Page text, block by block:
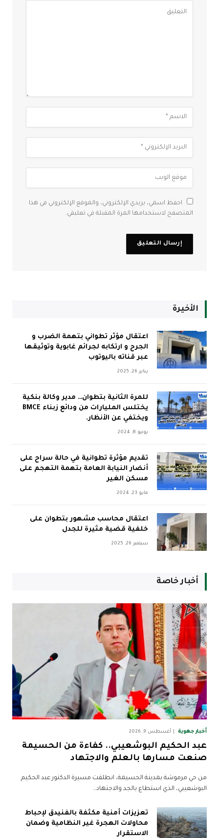
احفظ اسمي، بريدي الإلكتروني، والموقع الإلكتروني في هذا
المتصفح لاستخدامها المرة المقبلة في تعليقي.
الأخيرة
اعتقال مؤثر تطواني بتهمة الضرب و
الجرح و ارتكابه لجرائم غابوية وتوثيقها
عبر قناته باليوتوب
يناير 26, 2025
للمرة الثانية بتطوان… مدير وكالة بنكية
يختلس المليارات من ودائع زبناء BMCE
ويختفي عن الأنظار.
يونيو 8, 2024
تقديم مؤثرة تطوانية في حالة سراح على
أنضار النيابة العامة بتهمة التهجم على
مسكن الغير
مايو 23, 2024
اعتقال محاسب مشهور بتطوان على
خلفية قضية مثيرة للجدل
سبتمبر 26, 2025
أخبار خاصة
أخبار جهوية أغسطس 9, 2026
عبد الحكيم البوشعيبي.. كفاءة من الحسيمة
صنعت مسارها بالعلم والاجتهاد
من حي مرموشة بمدينة الحسيمة، انطلقت مسيرة الدكتور عبد الحكيم
البوشعيبي، الذي استطاع بالجد والاجتهاد…
تعزيزات أمنية مكثفة بالفنيدق لإحباط
محاولات الهجرة غير النظامية وضمان
الاستقرار